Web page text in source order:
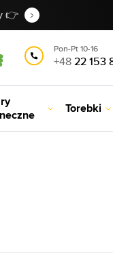
👉
Pon-Pt 10-16
+4822 153
Torebki